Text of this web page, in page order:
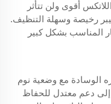
أقوى ولن تتأثر
رخيصة وسهلة التنظيف.
المناسب بشكل كبير
الوسادة مع وضعية نوم
إلى دعم معتدل للحفاظ